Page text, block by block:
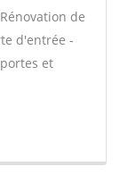
de
d'entrée -
et